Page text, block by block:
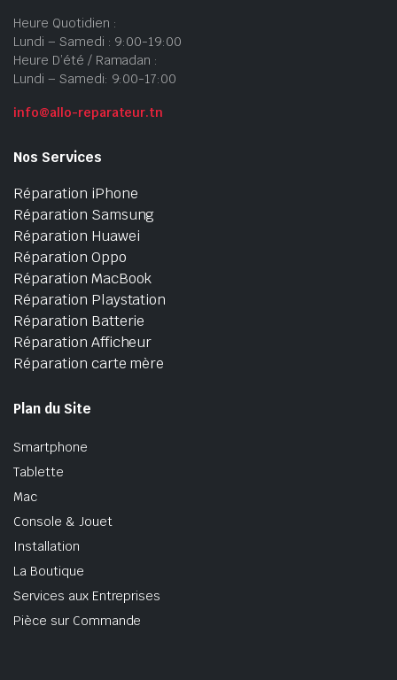
Heure Quotidien :
Lundi – Samedi : 9:00-19:00
Heure D’été / Ramadan :
Lundi – Samedi: 9:00-17:00
info@allo-reparateur.tn
Nos Services
Réparation iPhone
Réparation Samsung
Réparation Huawei
Réparation Oppo
Réparation MacBook
Réparation Playstation
Réparation Batterie
Réparation Afficheur
Réparation carte mère
Plan du Site
Smartphone
Tablette
Mac
Console & Jouet
Installation
La Boutique
Services aux Entreprises
Pièce sur Commande